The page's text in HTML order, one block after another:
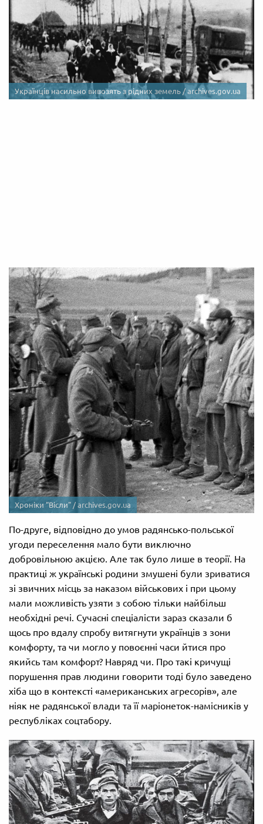
Українців насильно вивозять з рідних земель /archives.gov.ua
Хроніки "Вісли" / archives.gov.ua
По-друге, відповідно до умов радянсько-польської
угоди переселення мало бути виключно
добровільною акцією. Але так було лише в теорії. На
практиці ж українські родини змушені були зриватися
зі звичних місць за наказом військових і при цьому
мали можливість узяти з собою тільки найбільш
необхідні речі. Сучасні спеціалісти зараз сказали б
щось про вдалу спробу витягнути українців з зони
комфорту, та чи могло у повоєнні часи йтися про
якийсь там комфорт? Навряд чи. Про такі кричущі
порушення прав людини говорити тоді було заведено
хіба що в контексті «американських агресорів», але
ніяк не радянської влади та її маріонеток-намісників у
республіках соцтабору.